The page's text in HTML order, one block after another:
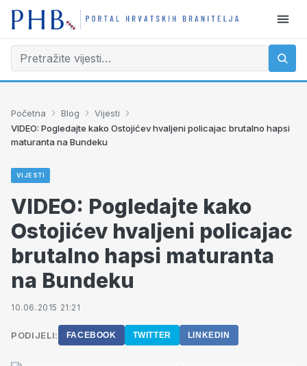
Početna › Blog › Vijesti ›
VIDEO: Pogledajte kako Ostojićev hvaljeni policajac brutalno hapsi
maturanta na Bundeku
VIJESTI
VIDEO: Pogledajte kako
Ostojićev hvaljeni policajac
brutalno hapsi maturanta
na Bundeku
10.06.2015 21:21
PODIJELI: FACEBOOK TWITTER LINKEDIN